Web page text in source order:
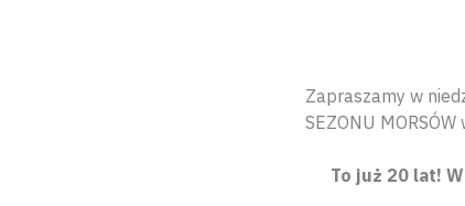
Zapraszamy w
SEZONU
To już 20 lat!